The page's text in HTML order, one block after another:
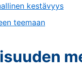
kestävyys
teemaan